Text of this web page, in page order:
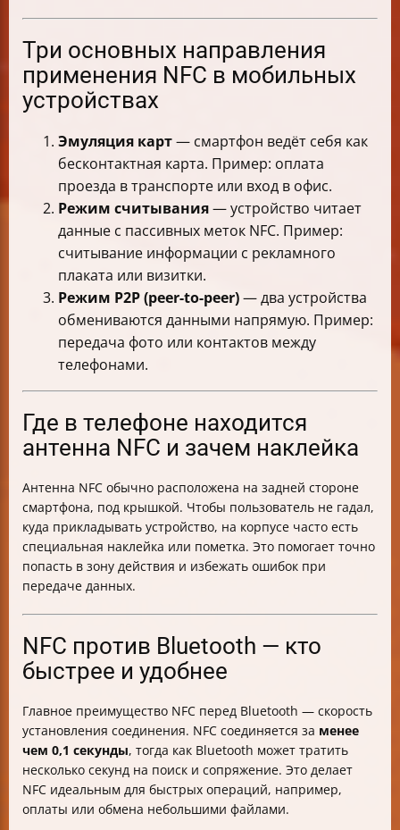
Три основных направления
применения NFC в мобильных
устройствах
Эмуляция карт— смартфон ведёт себя как
бесконтактная карта. Пример: оплата
проезда в транспорте или вход в офис.
Режим считывания— устройство читает
данные с пассивных меток NFC. Пример:
считывание информации с рекламного
плаката или визитки.
Режим P2P (peer-to-peer)— два устройства
обмениваются данными напрямую. Пример:
передача фото или контактов между
телефонами.
Где в телефоне находится
антенна NFC и зачем наклейка
Антенна NFC обычно расположена на задней стороне
смартфона, под крышкой. Чтобы пользователь не гадал,
куда прикладывать устройство, на корпусе часто есть
специальная наклейка или пометка. Это помогает точно
попасть в зону действия и избежать ошибок при
передаче данных.
NFC против Bluetooth — кто
быстрее и удобнее
Главное преимущество NFC перед Bluetooth — скорость
установления соединения. NFC соединяется за менее
чем 0,1 секунды, тогда как Bluetooth может тратить
несколько секунд на поиск и сопряжение. Это делает
NFC идеальным для быстрых операций, например,
оплаты или обмена небольшими файлами.